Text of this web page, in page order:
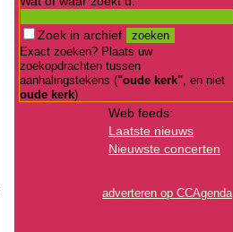
Zoek in archief
Exact zoeken? Plaats uw
zoekopdrachten tussen
aanhalingstekens ("oude kerk", en niet
oude kerk)
Web feeds:
Laatste nieuws
Nieuwste concerten
adverteren op CCAgenda